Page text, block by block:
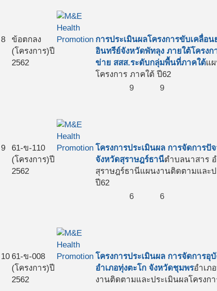
8
ข้อตกลง
(โครงการ)ปี
2562
การประเมินผลโครงการขับเคลื่
อินทรีย์จังหวัดพัทลุง ภายใต้โครง
ข่าย สสส.ระดับกลุ่มพื้นที่ภาคใต้แ
โครงการ ภาคใต้ ปี62
9
9
9
61-ข-110
(โครงการ)ปี
2562
โครงการประเมินผล การจัดการปั
จังหวัดสุราษฎร์ธานีตำบลนาสาร
สุราษฎร์ธานีแผนงานติดตามและป
ปี62
6
6
10 61-ข-008
(โครงการ)ปี
2562
โครงการประเมินผล การจัดการ
อำเภอทุ่งตะโก จังหวัดชุมพรอำเภ
งานติดตามและประเมินผลโครงก